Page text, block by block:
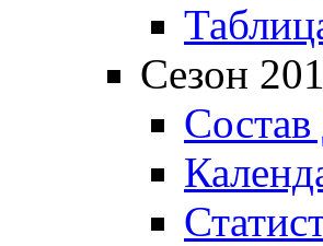
Сезон